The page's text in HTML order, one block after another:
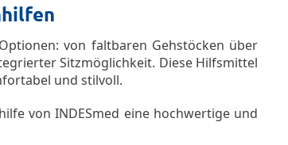
von faltbaren Gehstöcken über
Sitzmöglichkeit. Diese Hilfsmittel
und stilvoll.
von INDESmed eine hochwertige und